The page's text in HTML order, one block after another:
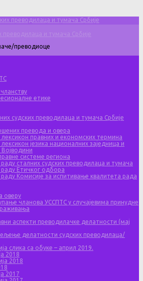
преводилаца и тумача Србије
преводиоце
етике
судских преводилаца и тумача Србије
превода и овера
лексикон правних и економских термина
језика националних заједница и
системе региона
сталних судских преводилаца и тумача
Етичког одбора
Комисије за испитивање квалитета рада
оверу
чланова УССПТС у случајевима принудне
аспекти преводилачке делатности (мај
делатности судских преводилаца/
слика са обуке – април 2019.
2018
2018
2017